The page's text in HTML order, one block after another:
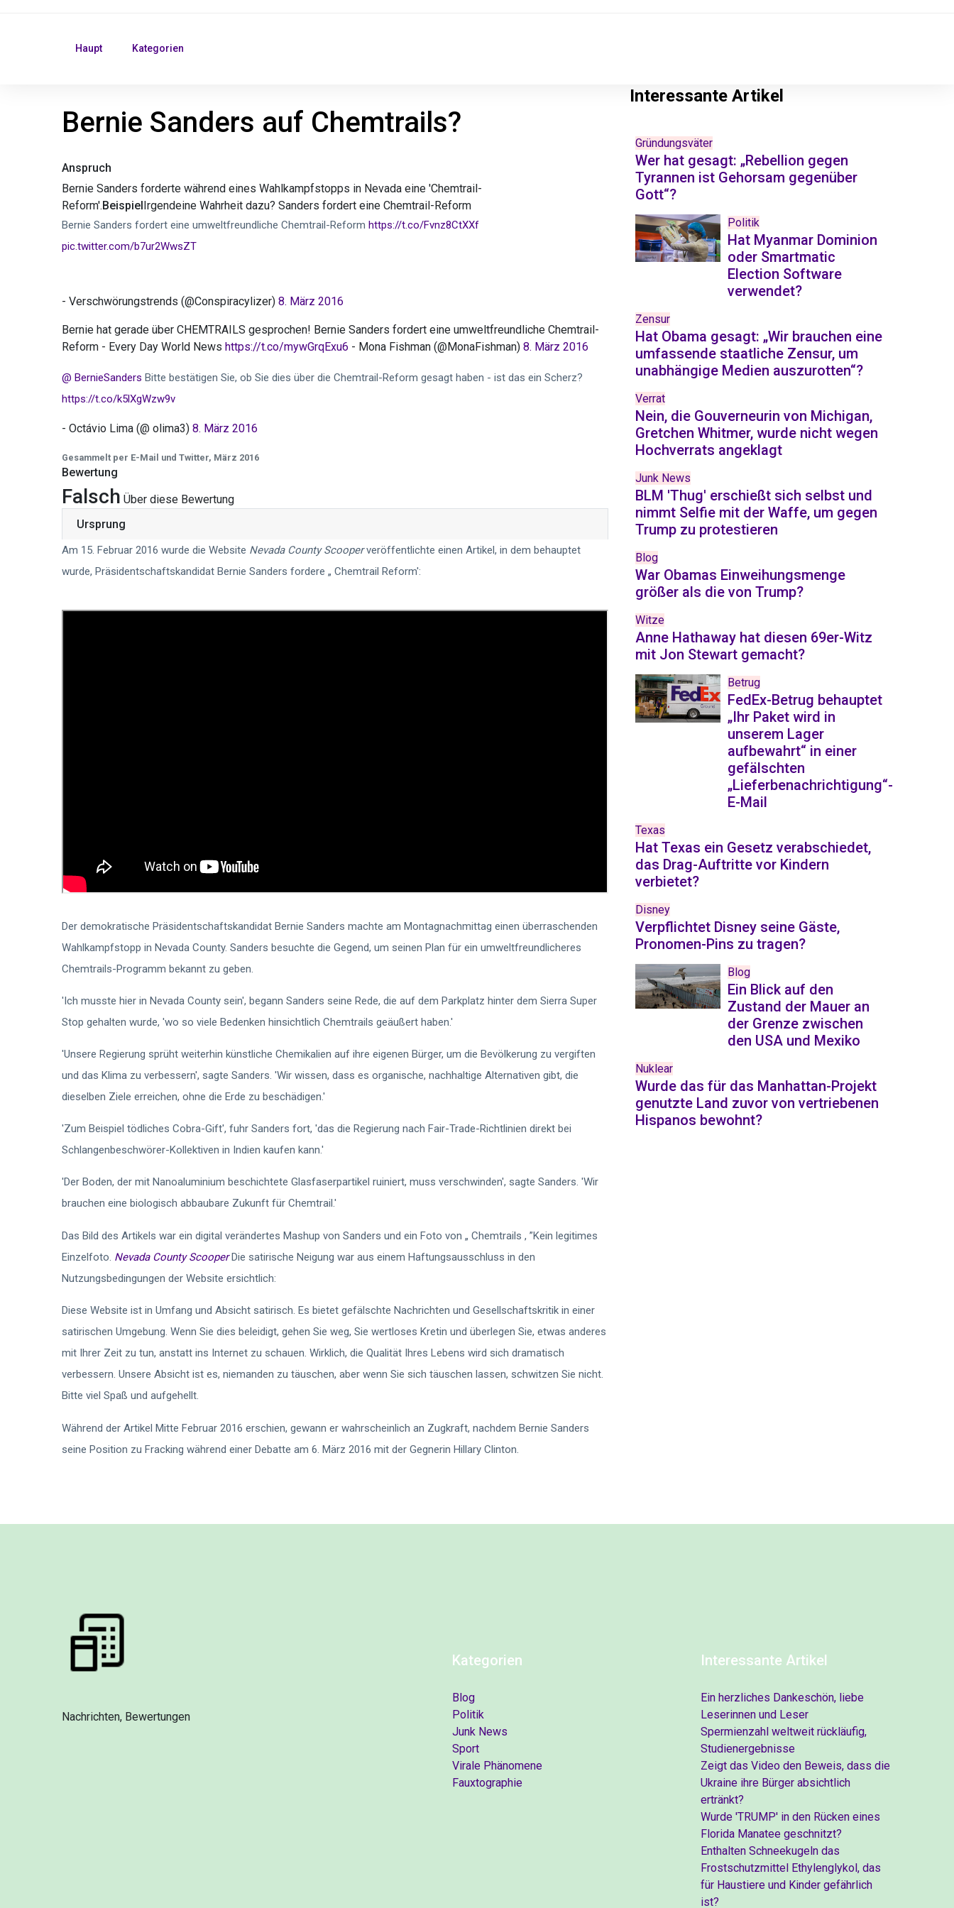
Haupt Kategorien
Bernie Sanders auf Chemtrails?
Anspruch
Bernie Sanders forderte während eines Wahlkampfstopps in Nevada eine 'Chemtrail-
Reform'.BeispielIrgendeine Wahrheit dazu? Sanders fordert eine Chemtrail-Reform
Bernie Sanders fordert eine umweltfreundliche Chemtrail-Reform https://t.co/Fvnz8CtXXf
pic.twitter.com/b7ur2WwsZT
- Verschwörungstrends (@Conspiracylizer) 8. März 2016
Bernie hat gerade über CHEMTRAILS gesprochen! Bernie Sanders fordert eine umweltfreundliche Chemtrail-
Reform - Every Day World News https://t.co/mywGrqExu6 - Mona Fishman (@MonaFishman) 8. März 2016
@ BernieSanders Bitte bestätigen Sie, ob Sie dies über die Chemtrail-Reform gesagt haben - ist das ein Scherz?
https://t.co/k5lXgWzw9v
- Octávio Lima (@ olima3) 8. März 2016
Gesammelt per E-Mail und Twitter, März 2016
Bewertung
Falsch Über diese Bewertung
Ursprung
Am 15. Februar 2016 wurde die Website Nevada County Scooperveröffentlichte einen Artikel, in dem behauptet
wurde, Präsidentschaftskandidat Bernie Sanders fordere „ Chemtrail Reform':
Der demokratische Präsidentschaftskandidat Bernie Sanders machte am Montagnachmittag einen überraschenden
Wahlkampfstopp in Nevada County. Sanders besuchte die Gegend, um seinen Plan für ein umweltfreundlicheres
Chemtrails-Programm bekannt zu geben.
'Ich musste hier in Nevada County sein', begann Sanders seine Rede, die auf dem Parkplatz hinter dem Sierra Super
Stop gehalten wurde, 'wo so viele Bedenken hinsichtlich Chemtrails geäußert haben.'
'Unsere Regierung sprüht weiterhin künstliche Chemikalien auf ihre eigenen Bürger, um die Bevölkerung zu vergiften
und das Klima zu verbessern', sagte Sanders. 'Wir wissen, dass es organische, nachhaltige Alternativen gibt, die
dieselben Ziele erreichen, ohne die Erde zu beschädigen.'
'Zum Beispiel tödliches Cobra-Gift', fuhr Sanders fort, 'das die Regierung nach Fair-Trade-Richtlinien direkt bei
Schlangenbeschwörer-Kollektiven in Indien kaufen kann.'
'Der Boden, der mit Nanoaluminium beschichtete Glasfaserpartikel ruiniert, muss verschwinden', sagte Sanders. 'Wir
brauchen eine biologisch abbaubare Zukunft für Chemtrail.'
Das Bild des Artikels war ein digital verändertes Mashup von Sanders und ein Foto von „ Chemtrails , ”Kein legitimes
Einzelfoto. Nevada County Scooper Die satirische Neigung war aus einem Haftungsausschluss in den
Nutzungsbedingungen der Website ersichtlich:
Diese Website ist in Umfang und Absicht satirisch. Es bietet gefälschte Nachrichten und Gesellschaftskritik in einer
satirischen Umgebung. Wenn Sie dies beleidigt, gehen Sie weg, Sie wertloses Kretin und überlegen Sie, etwas anderes
mit Ihrer Zeit zu tun, anstatt ins Internet zu schauen. Wirklich, die Qualität Ihres Lebens wird sich dramatisch
verbessern. Unsere Absicht ist es, niemanden zu täuschen, aber wenn Sie sich täuschen lassen, schwitzen Sie nicht.
Bitte viel Spaß und aufgehellt.
Während der Artikel Mitte Februar 2016 erschien, gewann er wahrscheinlich an Zugkraft, nachdem Bernie Sanders
seine Position zu Fracking während einer Debatte am 6. März 2016 mit der Gegnerin Hillary Clinton.
Interessante Artikel
Gründungsväter
Wer hat gesagt: „Rebellion gegen
Tyrannen ist Gehorsam gegenüber
Gott“?
Politik
Hat Myanmar Dominion
oder Smartmatic
Election Software
verwendet?
Zensur
Hat Obama gesagt: „Wir brauchen eine
umfassende staatliche Zensur, um
unabhängige Medien auszurotten“?
Verrat
Nein, die Gouverneurin von Michigan,
Gretchen Whitmer, wurde nicht wegen
Hochverrats angeklagt
Junk News
BLM 'Thug' erschießt sich selbst und
nimmt Selfie mit der Waffe, um gegen
Trump zu protestieren
Blog
War Obamas Einweihungsmenge
größer als die von Trump?
Witze
Anne Hathaway hat diesen 69er-Witz
mit Jon Stewart gemacht?
Betrug
FedEx-Betrug behauptet
„Ihr Paket wird in
unserem Lager
aufbewahrt“ in einer
gefälschten
„Lieferbenachrichtigung“-
E-Mail
Texas
Hat Texas ein Gesetz verabschiedet,
das Drag-Auftritte vor Kindern
verbietet?
Disney
Verpflichtet Disney seine Gäste,
Pronomen-Pins zu tragen?
Blog
Ein Blick auf den
Zustand der Mauer an
der Grenze zwischen
den USA und Mexiko
Nuklear
Wurde das für das Manhattan-Projekt
genutzte Land zuvor von vertriebenen
Hispanos bewohnt?
Nachrichten, Bewertungen
Kategorien
Blog
Politik
Junk News
Sport
Virale Phänomene
Fauxtographie
Interessante Artikel
Ein herzliches Dankeschön, liebe
Leserinnen und Leser
Spermienzahl weltweit rückläufig,
Studienergebnisse
Zeigt das Video den Beweis, dass die
Ukraine ihre Bürger absichtlich
ertränkt?
Wurde 'TRUMP' in den Rücken eines
Florida Manatee geschnitzt?
Enthalten Schneekugeln das
Frostschutzmittel Ethylenglykol, das
für Haustiere und Kinder gefährlich
ist?